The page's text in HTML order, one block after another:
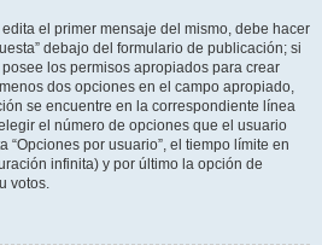
el primer mensaje del mismo, debe hacer
debajo del formulario de publicación; si
los permisos apropiados para crear
dos opciones en el campo apropiado,
se encuentre en la correspondiente línea
el número de opciones que el usuario
“Opciones por usuario”, el tiempo límite en
infinita) y por último la opción de
votos.